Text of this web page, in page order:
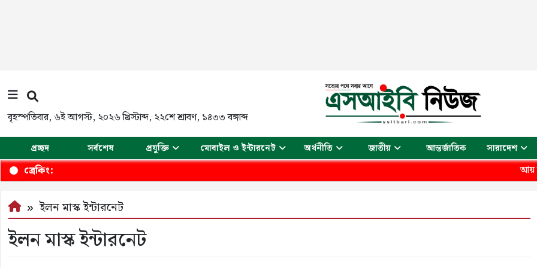
বৃহস্পতিবার,৬ই আগস্ট, ২০২৬ খ্রিস্টাব্দ,২২শে শ্রাবণ, ১৪৩৩ বঙ্গাব্দ
প্রচ্ছদ সর্বশেষ প্রযুক্তি মোবাইল ও ইন্টারনেট অর্থনীতি জাতীয় আন্তর্জাতিক সারাদেশ
ব্রেকিং: আয় আয়
ইলন মাস্ক ইন্টারনেট
ইলন মাস্ক ইন্টারনেট